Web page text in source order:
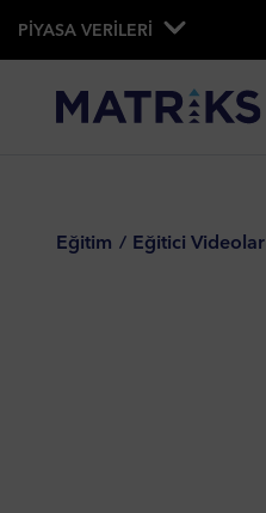
PİYASA VERİLERİ
Eğitim Eğitici Videolar